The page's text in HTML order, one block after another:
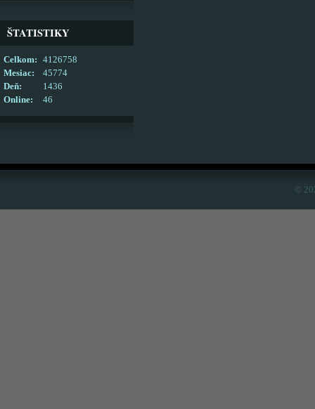
ŠTATISTIKY
Online: 46
Celkom:
4126758
Mesiac:
45774
Deň:
1436
©